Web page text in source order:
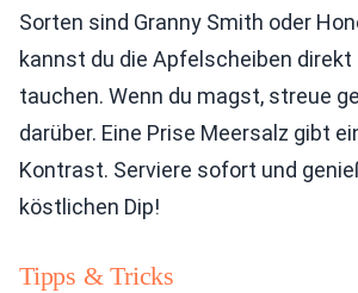
Sorten sind Granny Smith oder
kannst du die Apfelscheiben direkt
tauchen. Wenn du magst, streue
darüber. Eine Prise Meersalz gibt
Kontrast. Serviere sofort und
köstlichen Dip!
Tipps & Tricks